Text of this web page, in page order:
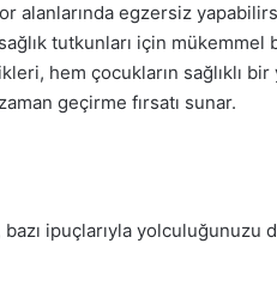
alanlarında egzersiz
tutkunları için mükemmel
hem çocukların sağlıklı bir
geçirme fırsatı sunar.
bazı ipuçlarıyla yolculuğunuzu